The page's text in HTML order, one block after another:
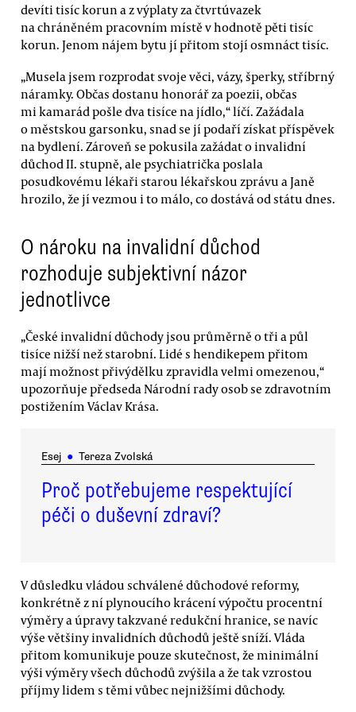
devíti tisíc korun a z výplaty za čtvrtúvazek
na chráněném pracovním místě v hodnotě pěti tisíc
korun. Jenom nájem bytu jí přitom stojí osmnáct tisíc.
„Musela jsem rozprodat svoje věci, vázy, šperky, stříbrný
náramky. Občas dostanu honorář za poezii, občas
mi kamarád pošle dva tisíce na jídlo,“ líčí. Zažádala
o městskou garsonku, snad se jí podaří získat příspěvek
na bydlení. Zároveň se pokusila zažádat o invalidní
důchod II. stupně, ale psychiatrička poslala
posudkovému lékaři starou lékařskou zprávu a Janě
hrozilo, že jí vezmou i to málo, co dostává od státu dnes.
O nároku na invalidní důchod
rozhoduje subjektivní názor
jednotlivce
„České invalidní důchody jsou průměrně o tři a půl
tisíce nižší než starobní. Lidé s hendikepem přitom
mají možnost přivýdělku zpravidla velmi omezenou,“
upozorňuje předseda Národní rady osob se zdravotním
postižením Václav Krása.
Esej ● Tereza Zvolská
Proč potřebujeme respektující
péči o duševní zdraví?
V důsledku vládou schválené důchodové reformy,
konkrétně z ní plynoucího krácení výpočtu procentní
výměry a úpravy takzvané redukční hranice, se navíc
výše většiny invalidních důchodů ještě sníží. Vláda
přitom komunikuje pouze skutečnost, že minimální
výši výměry všech důchodů zvýšila a že tak vzrostou
příjmy lidem s těmi vůbec nejnižšími důchody.